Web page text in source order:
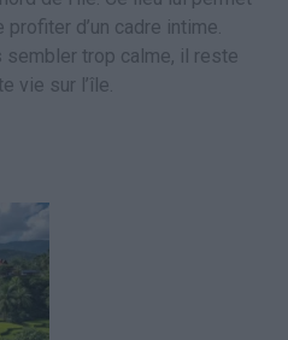
d’un cadre intime.
sembler trop calme, il reste
vie sur l’île.